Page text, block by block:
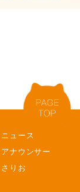
ニュース
アナウンサー
さりお